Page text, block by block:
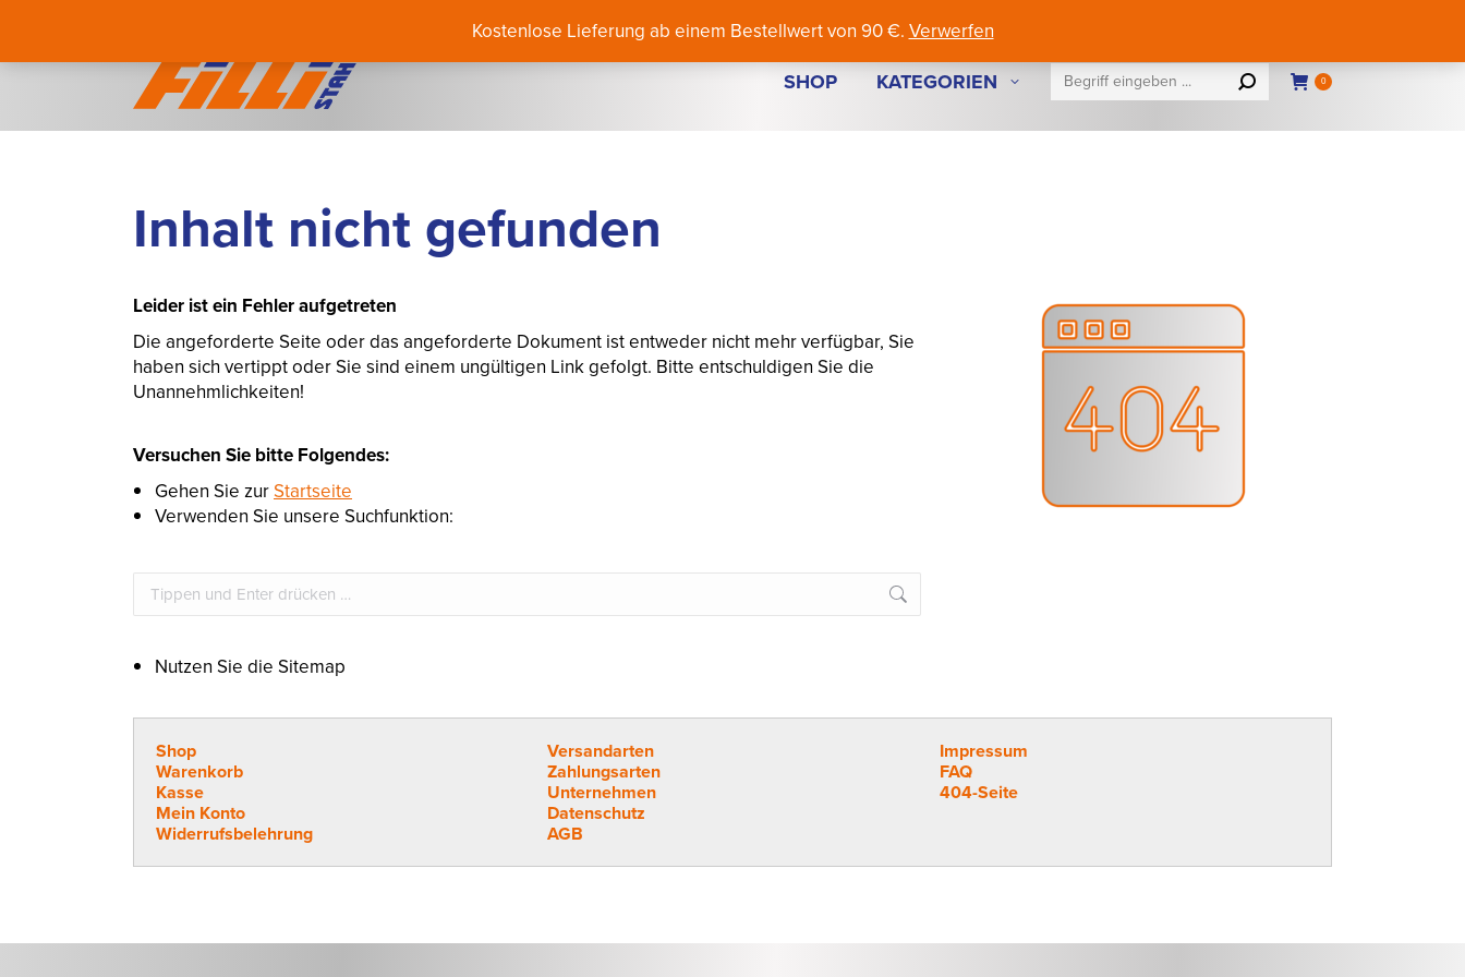
Kostenlose Lieferung ab einem Bestellwert von 90 €.Verwerfen
SHOP KATEGORIEN Search: 0
Inhalt nicht gefunden
Leider ist ein Fehler aufgetreten
Die angeforderte Seite oder das angeforderte Dokument ist entweder nicht mehr verfügbar, Sie
haben sich vertippt oder Sie sind einem ungültigen Link gefolgt. Bitte entschuldigen Sie die
Unannehmlichkeiten!
Versuchen Sie bitte Folgendes:
Gehen Sie zurStartseite
Verwenden Sie unsere Suchfunktion:
Search:
Nutzen Sie die Sitemap
Shop
Warenkorb
Kasse
Mein Konto
Widerrufsbelehrung
Versandarten
Zahlungsarten
Unternehmen
Datenschutz
AGB
Impressum
FAQ
404-Seite